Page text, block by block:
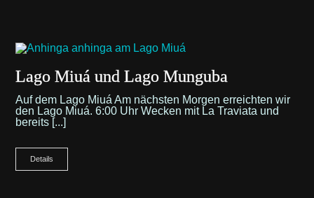
Lago Miuá und Lago Munguba
Auf dem Lago Miuá Am nächsten Morgen erreichten wir
den Lago Miuá. 6:00 Uhr Wecken mit La Traviata und
bereits [...]
Details